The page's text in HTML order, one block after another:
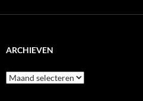
ARCHIEVEN
Archieven